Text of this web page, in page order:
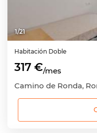
1/21
Habitación Doble
317 €/mes
Camino de Ronda,